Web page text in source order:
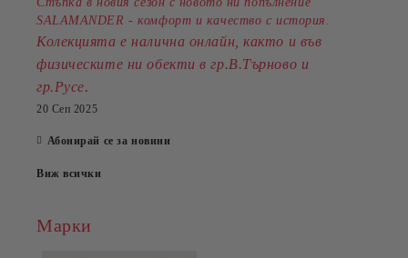
SALAMANDER - комфорт и качество с история.
Колекцията е налична онлайн, както и във
физическите ни обекти в гр.В.Търново и
гр.Русе.
20 Сеп 2025
Абонирай се за новини
Виж всички
Марки